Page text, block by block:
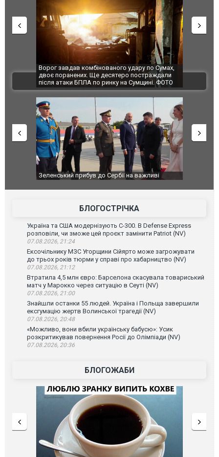
Ворог завдав комбінованого удару по Сумах,
двоє поранених. Ще десятеро постраждали
після атаки БПЛА по ринку на Сумщині. ФОТО
За 2000
склад
ВІДЕО
Зеленський прибув до Сербії на важливі
"Вони
БЛОГОСТРІЧКА
Україна та США модернізують С-300. В Defense Express
розповіли, чи зможе цей проєкт замінити Patriot (NV)
07.08.2026, 21:24
Ексочільнику МЗС Угорщини Сійярто може загрожувати
до трьох років тюрми у справі про хабарництво (NV)
07.08.2026, 21:12
Втратила 4,5 млн євро: Барселона скасувала товариський
матч у Марокко через ситуацію в Сеуті (NV)
07.08.2026, 21:00
Знайшли останки 55 людей. Україна і Польща завершили
ексгумацію жертв Волинської трагедії (NV)
07.08.2026, 20:48
«Можливо, вони вбили українську бабусю»: Усик
розкритикував повернення Росії до Олімпіади (NV)
07.08.2026, 20:36
БЛОГОЖАБИ